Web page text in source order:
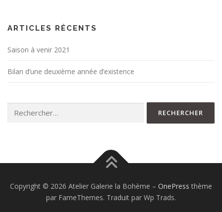
ARTICLES RÉCENTS
Saison à venir 2021
Bilan d’une deuxième année d’existence
Copyright © 2026 Atelier Galerie la Bohème – OnePress thème
par FameThemes. Traduit par Wp Trads.